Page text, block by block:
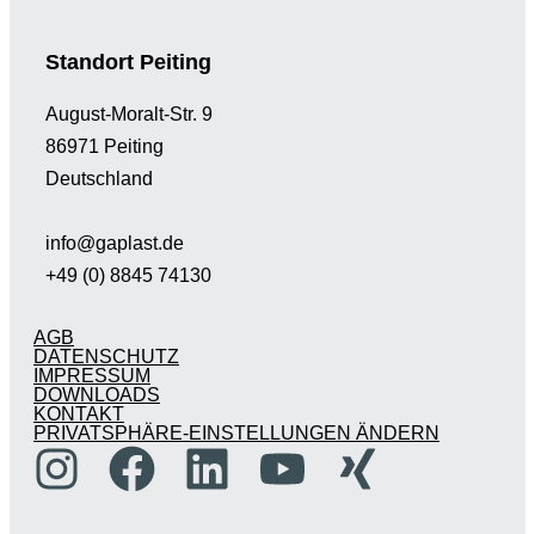
Standort Peiting
August-Moralt-Str. 9
86971 Peiting
Deutschland
info@gaplast.de
+49 (0) 8845 74130
AGB
DATENSCHUTZ
IMPRESSUM
DOWNLOADS
KONTAKT
PRIVATSPHÄRE-EINSTELLUNGEN ÄNDERN